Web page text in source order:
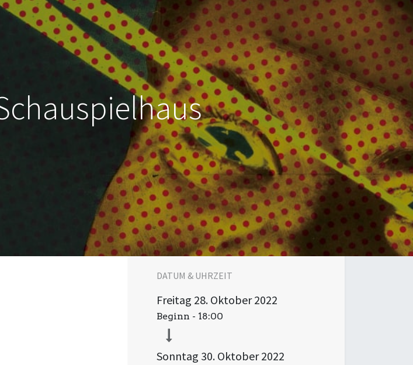
DATUM & UHRZEIT
Freitag 28. Oktober 2022
Beginn - 18:00
Sonntag 30. Oktober 2022